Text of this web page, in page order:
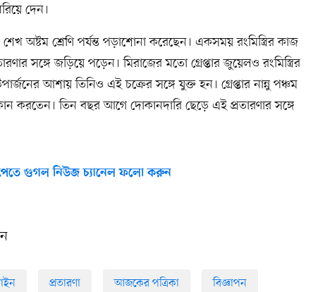
দেন।
শেখ অষ্টম শ্রেণি পর্যন্ত পড়াশোনা করেছেন। একসময় রংমিস্ত্রির কাজ
সঙ্গে জড়িয়ে পড়েন। মিরাজের মতো গ্রেপ্তার জুয়েলও রংমিস্ত্রির
আশায় তিনিও এই চক্রের সঙ্গে যুক্ত হন। গ্রেপ্তার নান্নু পঞ্চম
করতেন। তিন বছর আগে দোকানদারি ছেড়ে এই প্রতারণার সঙ্গে
গুগল নিউজ চ্যানেল ফলো করুন
প্রতারণা আজকের পত্রিকা বিজ্ঞাপন